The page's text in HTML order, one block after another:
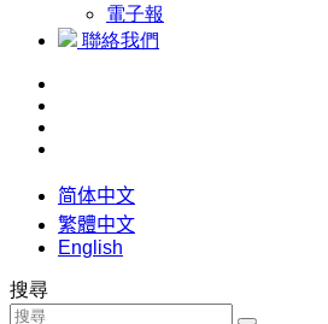
電子報
聯絡我們
简体中文
繁體中文
English
搜尋